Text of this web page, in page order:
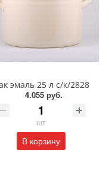
эмаль 25 л с/к/2828
4.055 руб.
шт
В корзину